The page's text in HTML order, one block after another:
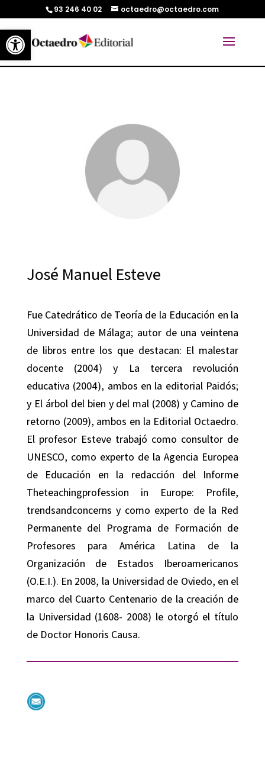
Abrir barra de herramientas
93 246 40 02 octaedro@octaedro.com
José Manuel Esteve
Fue Catedrático de Teoría de la Educación en la
Universidad de Málaga; autor de una veintena
de libros entre los que destacan: El malestar
docente (2004) y La tercera revolución
educativa (2004), ambos en la editorial Paidós;
y El árbol del bien y del mal (2008) y Camino de
retorno (2009), ambos en la Editorial Octaedro.
El profesor Esteve trabajó como consultor de
UNESCO, como experto de la Agencia Europea
de Educación en la redacción del Informe
Theteachingprofession in Europe: Profile,
trendsandconcerns y como experto de la Red
Permanente del Programa de Formación de
Profesores para América Latina de la
Organización de Estados Iberoamericanos
(O.E.I.). En 2008, la Universidad de Oviedo, en el
marco del Cuarto Centenario de la creación de
la Universidad (1608- 2008) le otorgó el título
de Doctor Honoris Causa.